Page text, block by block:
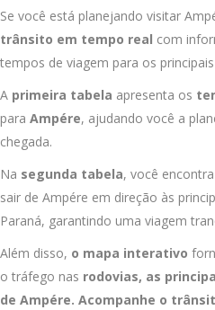
Se você está planejando visitar
trânsito em tempo real com
tempos de viagem para os
A primeira tabela apresenta os
para Ampére, ajudando você a
chegada.
Na segunda tabela, você
sair de Ampére em direção às
Paraná, garantindo uma viagem
Além disso, o mapa interativo
o tráfego nas rodovias, as
de Ampére. Acompanhe o